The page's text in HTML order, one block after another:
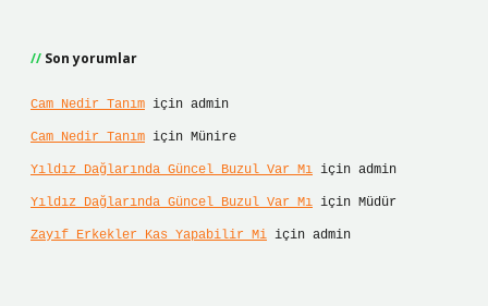
Son yorumlar
Cam Nedir Tanım için admin
Cam Nedir Tanım için Münire
Yıldız Dağlarında Güncel Buzul Var Mı için admin
Yıldız Dağlarında Güncel Buzul Var Mı için Müdür
Zayıf Erkekler Kas Yapabilir Mi için admin